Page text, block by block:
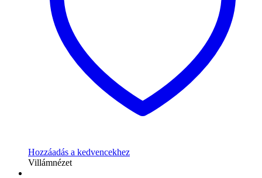
Hozzáadás a kedvencekhez
Villámnézet